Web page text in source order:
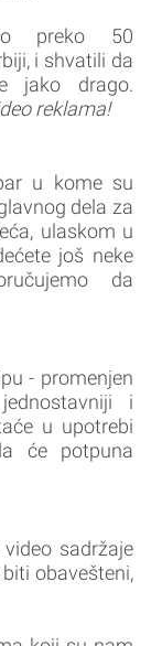
preko 50
i shvatili da
jako drago.
reklama!
u kome su
dela za
ulaskom u
još neke
da
- promenjen
i
u upotrebi
će potpuna
sadržaje
obavešteni,